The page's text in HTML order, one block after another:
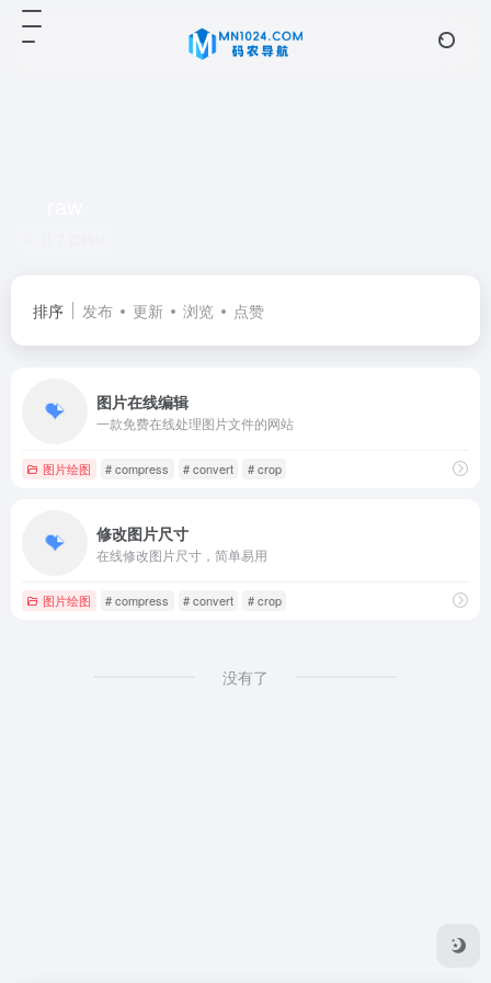
排序 发布 更新 浏览 点赞
图片在线编辑
一款免费在线处理图片文件的网站
图片绘图 # compress # convert # crop
修改图片尺寸
在线修改图片尺寸，简单易用
图片绘图 # compress # convert # crop
没有了